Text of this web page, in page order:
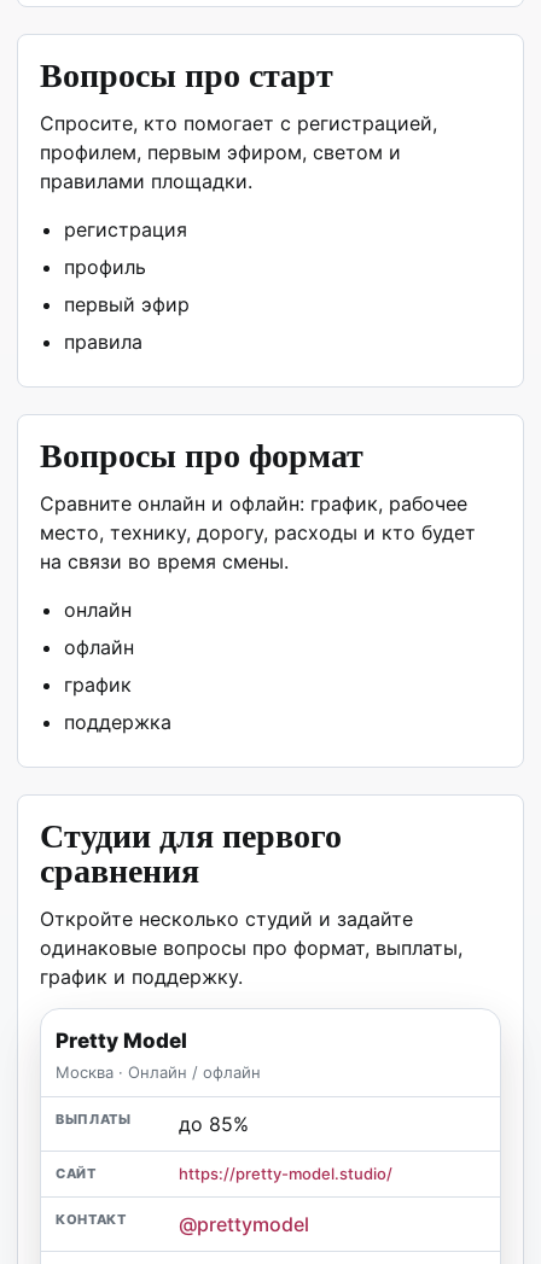
Вопросы про старт
Спросите, кто помогает с регистрацией,
профилем, первым эфиром, светом и
правилами площадки.
регистрация
профиль
первый эфир
правила
Вопросы про формат
Сравните онлайн и офлайн: график, рабочее
место, технику, дорогу, расходы и кто будет
на связи во время смены.
онлайн
офлайн
график
поддержка
Студии для первого
сравнения
Откройте несколько студий и задайте
одинаковые вопросы про формат, выплаты,
график и поддержку.
Pretty Model
Москва · Онлайн / офлайн
до 85%
https://pretty-model.studio/
@prettymodel